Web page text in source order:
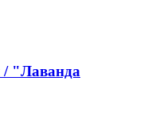
"Лаванда